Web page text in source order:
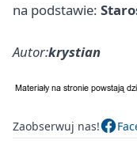
na podstawie:
Autor:krystian
Zaobserwuj nas!